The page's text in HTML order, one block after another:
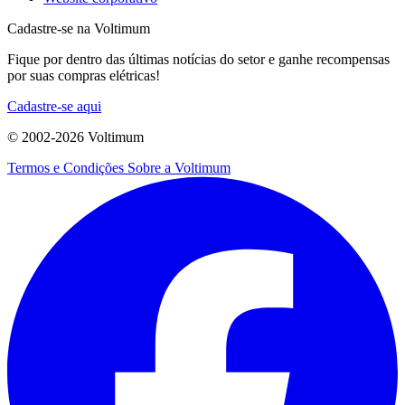
Cadastre-se na Voltimum
Fique por dentro das últimas notícias do setor e ganhe recompensas
por suas compras elétricas!
Cadastre-se aqui
© 2002-2026 Voltimum
Termos e Condições Sobre a Voltimum